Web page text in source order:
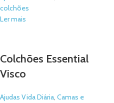
colchões
Ler mais
Colchões Essential
Visco
Ajudas Vida Diária, Camas e